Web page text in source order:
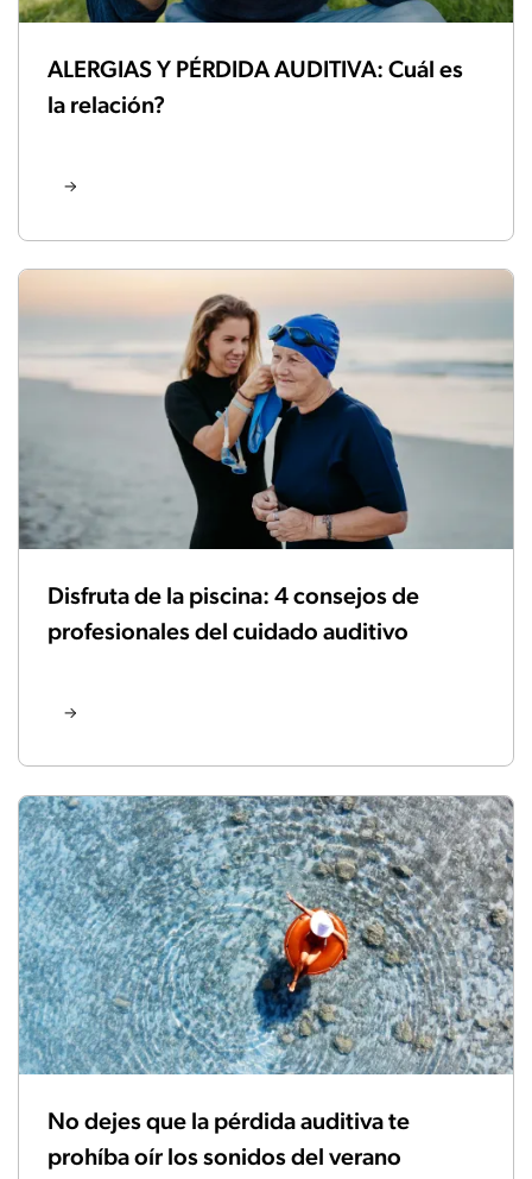
ALERGIAS Y PÉRDIDA AUDITIVA: Cuál es
la relación?
Disfruta de la piscina: 4 consejos de
profesionales del cuidado auditivo
No dejes que la pérdida auditiva te
prohíba oír los sonidos del verano